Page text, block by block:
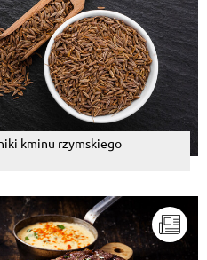
kminu rzymskiego